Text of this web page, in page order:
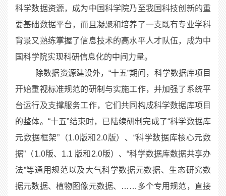
科学数据资源，成为中国科学院乃至我国科技创新的重
要基础数据平台，而且凝聚和培养了一支既有专业学科
背景又熟练掌握了信息技术的高水平人才队伍，成为中
国科学院实现科研信息化的中间力量。
除数据资源建设外，“十五”期间，科学数据库项目
开始重视标准规范的研制与实施工作，并加强了系统平
台运行及支撑服务工作，它们共同构成科学数据库项目
的整体。“十五”结束时，已陆续研制完成了“科学数据库
元数据框架”（1.0版和2.0版）、“科学数据库核心元数
据”（1.0版、1.1 版和2.0版）、“科学数据库数据共享办
法”等通用规范以及大气科学数据元数据、生态研究数
据元数据、植物图像元数据、……多个专用规范，直接